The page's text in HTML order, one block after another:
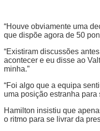
“Houve obviamente uma
que dispõe agora de 50
“Existiram discussões
acontecer e eu disse ao
minha.”
“Foi algo que a equipa
uma posição estranha para
Hamilton insistiu que
o ritmo para se livrar da